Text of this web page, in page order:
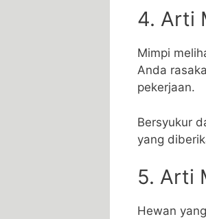
4. Arti
Mimpi
Anda
pekerjaan.
Bersyukur
yang
5. Arti
Hewan